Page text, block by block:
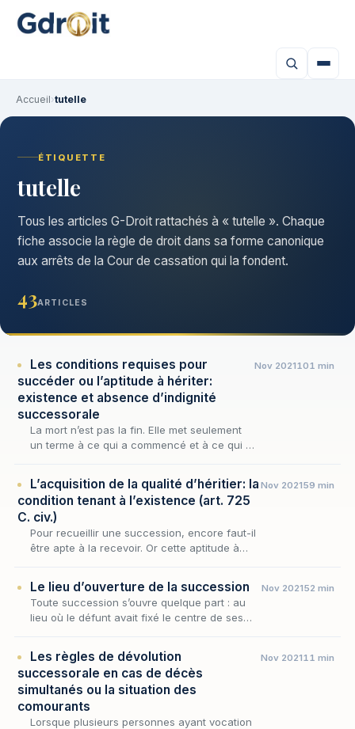
Accueil›tutelle
ÉTIQUETTE
tutelle
Tous les articles G-Droit rattachés à « tutelle ». Chaque
fiche associe la règle de droit dans sa forme canonique
aux arrêts de la Cour de cassation qui la fondent.
43ARTICLES
Les conditions requises pour
succéder ou l’aptitude à hériter:
existence et absence d’indignité
successorale
La mort n’est pas la fin. Elle met seulement
un terme à ce qui a commencé et à ce qui a
Nov 2021101 min
L’acquisition de la qualité d’héritier: la
condition tenant à l’existence (art. 725
C. civ.)
Pour recueillir une succession, encore faut-il
être apte à la recevoir. Or cette aptitude à
Nov 202159 min
Le lieu d’ouverture de la succession
Toute succession s’ouvre quelque part : au
lieu où le défunt avait fixé le centre de ses
Nov 202152 min
Les règles de dévolution
successorale en cas de décès
simultanés ou la situation des
comourants
Lorsque plusieurs personnes ayant vocation
Nov 202111 min